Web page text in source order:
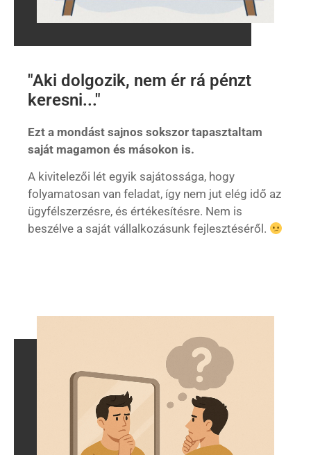
"Aki dolgozik, nem ér rá pénzt
keresni..."
Ezt a mondást sajnos sokszor tapasztaltam
saját magamon és másokon is.
A kivitelezői lét egyik sajátossága, hogy
folyamatosan van feladat, így nem jut elég idő az
ügyfélszerzésre, és értékesítésre. Nem is
beszélve a saját vállalkozásunk fejlesztéséről.